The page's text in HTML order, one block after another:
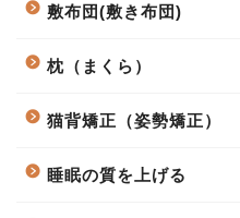
敷布団(敷き布団)
枕（まくら）
猫背矯正（姿勢矯正）
睡眠の質を上げる